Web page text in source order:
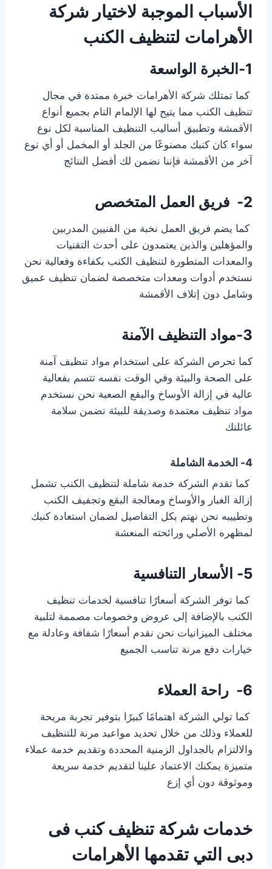
الأسباب الموجبة لاختيار شركة
الأهرامات لتنظيف الكنب
1- الخبرة الواسعة
كما تمتلك شركة الأهرامات خبرة ممتدة في مجال
تنظيف الكنب مما يتيح لها الإلمام التام بجميع أنواع
الأقمشة وتطبيق أساليب التنظيف المناسبة لكل نوع
سواء كان كنبك مصنوعًا من الجلد أو المخمل أو أي نوع
آخر من الأقمشة فإننا نضمن لك أفضل النتائج
2- فريق العمل المتخصص
كما يضم فريق العمل نخبة من الفنيين المدربين
والمؤهلين والذين يعتمدون على أحدث التقنيات
والمعدات المتطورة لتنظيف الكنب بكفاءة وفعالية نحن
نستخدم أدوات ومعدات متخصصة لضمان تنظيف عميق
وشامل دون إتلاف الأقمشة
3- مواد التنظيف الآمنة
كما تحرص الشركة على استخدام مواد تنظيف آمنة
على الصحة والبيئة وفي الوقت نفسه تتسم بفعالية
عالية في إزالة الأوساخ والبقع الصعبة نحن نستخدم
مواد تنظيف معتمدة وصديقة للبيئة تضمن سلامة
عائلتك
4- الخدمة الشاملة
كما تقدم الشركة خدمة شاملة لتنظيف الكنب تشمل
إزالة الغبار والأوساخ ومعالجة البقع وتجفيف الكنب
وتطييبه نحن نهتم بكل التفاصيل لضمان استعادة كنبك
لمظهره الأصلي ورائحته المنعشة
5- الأسعار التنافسية
كما توفر الشركة أسعارًا تنافسية لخدمات تنظيف
الكنب بالإضافة إلى عروض وخصومات مصممة لتلبية
مختلف الميزانيات نحن نقدم أسعارًا شفافة وعادلة مع
خيارات دفع مرنة تناسب الجميع
6- راحة العملاء
كما تولي الشركة اهتمامًا كبيرًا بتوفير تجربة مريحة
للعملاء وذلك من خلال تحديد مواعيد مرنة للتنظيف
والالتزام بالجداول الزمنية المحددة وتقديم خدمة عملاء
متميزة يمكنك الاعتماد علينا لتقديم خدمة سريعة
وموثوقة دون أي إزع
خدمات شركة تنظيف كنب فى
دبى التي تقدمها الأهرامات